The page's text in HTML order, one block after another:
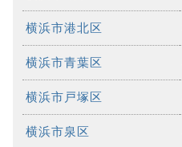
横浜市港北区
横浜市青葉区
横浜市戸塚区
横浜市泉区